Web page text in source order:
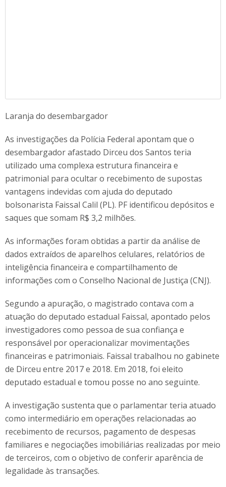
Laranja do desembargador
As investigações da Polícia Federal apontam que o
desembargador afastado Dirceu dos Santos teria
utilizado uma complexa estrutura financeira e
patrimonial para ocultar o recebimento de supostas
vantagens indevidas com ajuda do deputado
bolsonarista Faissal Calil (PL). PF identificou depósitos e
saques que somam R$ 3,2 milhões.
As informações foram obtidas a partir da análise de
dados extraídos de aparelhos celulares, relatórios de
inteligência financeira e compartilhamento de
informações com o Conselho Nacional de Justiça (CNJ).
Segundo a apuração, o magistrado contava com a
atuação do deputado estadual Faissal, apontado pelos
investigadores como pessoa de sua confiança e
responsável por operacionalizar movimentações
financeiras e patrimoniais. Faissal trabalhou no gabinete
de Dirceu entre 2017 e 2018. Em 2018, foi eleito
deputado estadual e tomou posse no ano seguinte.
A investigação sustenta que o parlamentar teria atuado
como intermediário em operações relacionadas ao
recebimento de recursos, pagamento de despesas
familiares e negociações imobiliárias realizadas por meio
de terceiros, com o objetivo de conferir aparência de
legalidade às transações.